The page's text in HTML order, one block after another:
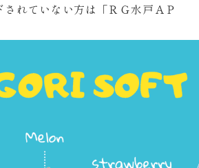
れていない方は「ＲＧ水戸ＡＰ